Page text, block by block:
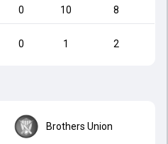
0 10 8
0 1 2
Brothers Union